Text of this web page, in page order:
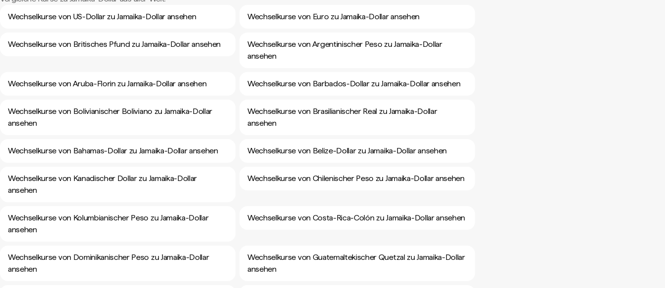
Wechselkurse von US-Dollar zu Jamaika-Dollar ansehen
Wechselkurse von Euro zu Jamaika-Dollar ansehen
Wechselkurse von Britisches Pfund zu Jamaika-Dollar ansehen
Wechselkurse von Argentinischer Peso zu Jamaika-Dollar
ansehen
Wechselkurse von Aruba-Florin zu Jamaika-Dollar ansehen Wechselkurse von Barbados-Dollar zu Jamaika-Dollar ansehen
Wechselkurse von Bolivianischer Boliviano zu Jamaika-Dollar
ansehen
Wechselkurse von Brasilianischer Real zu Jamaika-Dollar
ansehen
Wechselkurse von Bahamas-Dollar zu Jamaika-Dollar ansehen Wechselkurse von Belize-Dollar zu Jamaika-Dollar ansehen
Wechselkurse von Kanadischer Dollar zu Jamaika-Dollar
ansehen
Wechselkurse von Chilenischer Peso zu Jamaika-Dollar ansehen
Wechselkurse von Kolumbianischer Peso zu Jamaika-Dollar
ansehen
Wechselkurse von Costa-Rica-Colón zu Jamaika-Dollar ansehen
Wechselkurse von Dominikanischer Peso zu Jamaika-Dollar
ansehen
Wechselkurse von Guatemaltekischer Quetzal zu Jamaika-Dollar
ansehen